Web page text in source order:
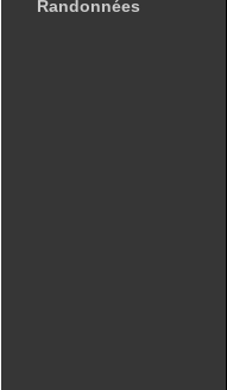
Randonnées